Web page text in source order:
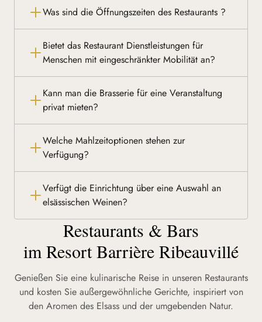
Was sind die Öffnungszeiten des Restaurants ?
Bietet das Restaurant Dienstleistungen für
Menschen mit eingeschränkter Mobilität an?
Kann man die Brasserie für eine Veranstaltung
privat mieten?
Welche Mahlzeitoptionen stehen zur
Verfügung?
Verfügt die Einrichtung über eine Auswahl an
elsässischen Weinen?
Restaurants & Bars
im Resort Barrière Ribeauvillé
Genießen Sie eine kulinarische Reise in unseren Restaurants
und kosten Sie außergewöhnliche Gerichte, inspiriert von
den Aromen des Elsass und der umgebenden Natur.